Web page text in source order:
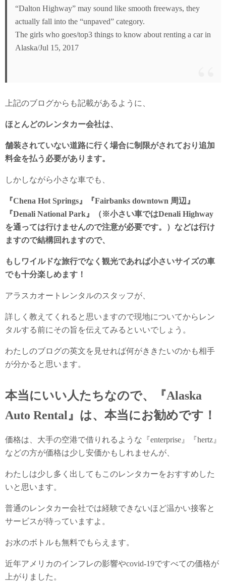
“Dalton Highway” may sound like smooth freeways, they
actually fall into the “unpaved” category.
The girls who goes/top3 things to know about renting a car in
Alaska/Jul 15, 2017
上記のブログからも記載があるように、
ほとんどのレンタカー会社は、
舗装されていない道路に行く場合に制限がされており追加
料金を払う必要があります。
しかしながら小さな車でも、
『Chena Hot Springs』『Fairbanks downtown 周辺』
『Denali National Park』（※小さい車ではDenali Highway
を通っては行けませんので注意が必要です。）などは行け
ますので結構回れますので、
もしワイルドな旅行でなく観光であれば小さいサイズの車
でも十分楽しめます！
アラスカオートレンタルのスタッフが、
詳しく教えてくれると思いますので現地についてからレン
タルする前にその旨を伝えてみるといいでしょう。
わたしのブログの英文を見せれば何がききたいのかも相手
が分かると思います。
本当にいい人たちなので、『Alaska
Auto Rental』は、本当にお勧めです！
価格は、大手の空港で借りれるような『enterprise』『hertz』
などの方が価格は少し安価かもしれませんが、
わたしは少し多く出してもこのレンタカーをおすすめした
いと思います。
普通のレンタカー会社では経験できないほど温かい接客と
サービスが待っていますよ。
お水のボトルも無料でもらえます。
近年アメリカのインフレの影響やcovid-19ですべての価格が
上がりました。